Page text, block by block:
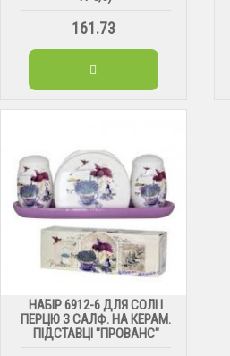
161.73
НАБІР 6912-6 ДЛЯ СОЛІ І
ПЕРЦЮ З САЛФ. НА КЕРАМ.
ПІДСТАВЦІ "ПРОВАНС"